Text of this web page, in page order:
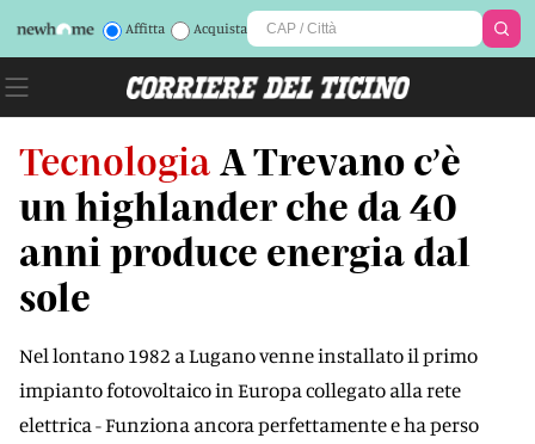
Affitta Acquista
Tecnologia A Trevano c’è
un highlander che da 40
anni produce energia dal
sole
Nel lontano 1982 a Lugano venne installato il primo
impianto fotovoltaico in Europa collegato alla rete
elettrica - Funziona ancora perfettamente e ha perso